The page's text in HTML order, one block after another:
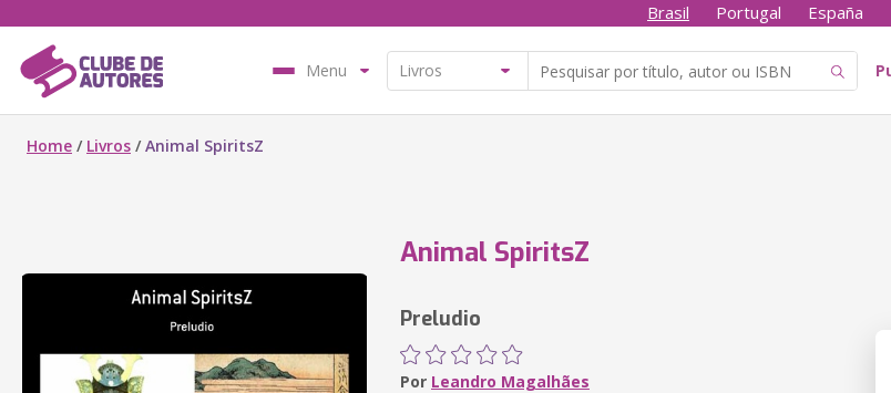
Brasil Portugal España
Menu
Home / Livros /Animal SpiritsZ
Animal SpiritsZ
Preludio
Por Leandro Magalhães